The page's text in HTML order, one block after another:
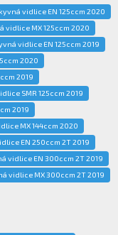
vidlice EN 125ccm 2020
vidlice MX 125ccm 2020
vidlice EN 125ccm 2019
2020
2019
SMR 125ccm 2019
2019
MX 144ccm 2020
EN 250ccm 2T 2019
vidlice EN 300ccm 2T 2019
vidlice MX 300ccm 2T 2019